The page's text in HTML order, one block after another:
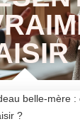
belle-mère :
?